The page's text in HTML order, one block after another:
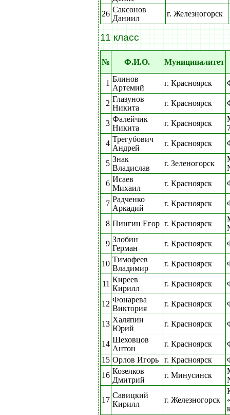
26 Саксонов
Даниил
г. Железногорск
11 класс
№ Ф.И.О. Муниципалитет
1 Блинов
Артемий
г. Красноярск
2 Глазунов
Никита
г. Красноярск
3 Фалейчик
Никита
г. Красноярск
4 Трегубович
Андрей
г. Красноярск
5 Знак
Владислав
г. Зеленогорск
6 Исаев
Михаил
г. Красноярск
7 Радченко
Аркадий
г. Красноярск
8 Пингин Егор г. Красноярск
9 Злобин
Герман
г. Красноярск
10 Тимофеев
Владимир
г. Красноярск
11 Киреев
Кирилл
г. Красноярск
12 Фонарева
Виктория
г. Красноярск
13 Халяпин
Юрий
г. Красноярск
14 Шеховцов
Антон
г. Красноярск
15 Орлов Игорь г. Красноярск
16 Козелков
Дмитрий
г. Минусинск
17
Савицкий
Кирилл
г. Железногорск